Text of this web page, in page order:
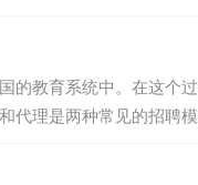
庆祝 文化交流是促进校
，为外籍教师提供深入
特色美食，外籍教师可以
的教育系统中。在这个
代理是两种常见的招聘
各机构能为其人员配置
构会收取一次性代理费，